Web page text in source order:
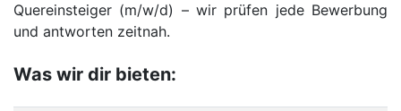
Quereinsteiger (m/w/d) – wir prüfen jede Bewerbung
und antworten zeitnah.
Was wir dir bieten: